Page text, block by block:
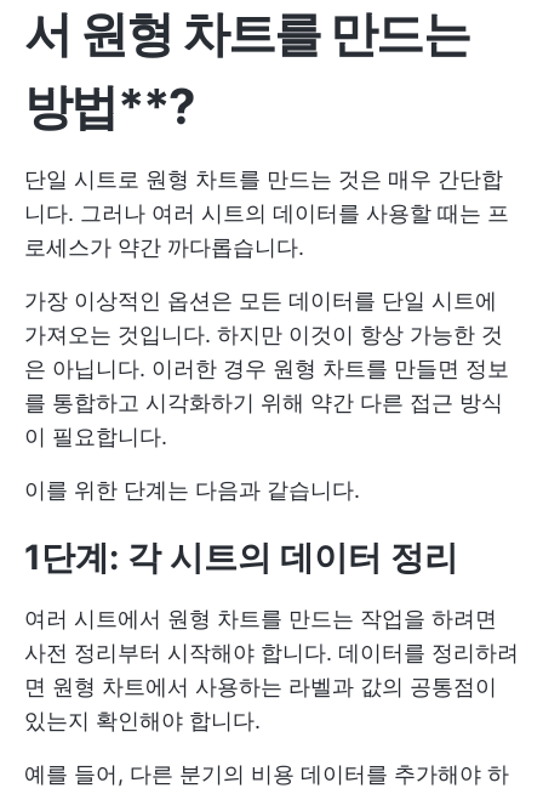
서 원형 차트를 만드는
방법**?
단일 시트로 원형 차트를 만드는 것은 매우 간단합
니다. 그러나 여러 시트의 데이터를 사용할 때는 프
로세스가 약간 까다롭습니다.
가장 이상적인 옵션은 모든 데이터를 단일 시트에
가져오는 것입니다. 하지만 이것이 항상 가능한 것
은 아닙니다. 이러한 경우 원형 차트를 만들면 정보
를 통합하고 시각화하기 위해 약간 다른 접근 방식
이 필요합니다.
이를 위한 단계는 다음과 같습니다.
1단계: 각 시트의 데이터 정리
여러 시트에서 원형 차트를 만드는 작업을 하려면
사전 정리부터 시작해야 합니다. 데이터를 정리하려
면 원형 차트에서 사용하는 라벨과 값의 공통점이
있는지 확인해야 합니다.
예를 들어, 다른 분기의 비용 데이터를 추가해야 하